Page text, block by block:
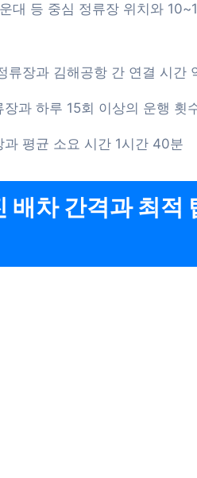
대 등 중심 정류장 위치와
류장과 김해공항 간 연결 시간
과 하루 15회 이상의 운행 횟
평균 소요 시간 1시간 40분
배차 간격과 최적